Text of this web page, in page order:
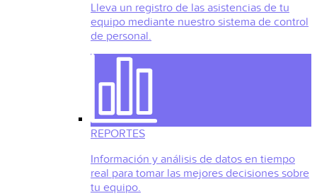
Lleva un registro de las asistencias de tu
equipo mediante nuestro sistema de control
de personal.
REPORTES
Información y análisis de datos en tiempo
real para tomar las mejores decisiones sobre
tu equipo.